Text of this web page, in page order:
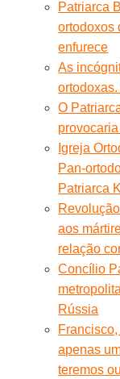
Patriarca
ortodoxos
enfurece
As
O
Igreja
Pan-
Patriarca
aos
relação
Concílio
Rússia
apenas
teremos